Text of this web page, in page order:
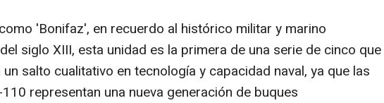
'Bonifaz', en recuerdo al histórico militar y marino
siglo XIII, esta unidad es la primera de una serie de cinco que
salto cualitativo en tecnología y capacidad naval, ya que las
representan una nueva generación de buques